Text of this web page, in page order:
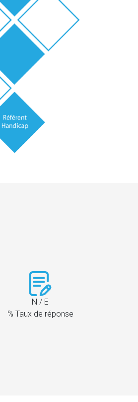
N / E
% Taux de réponse